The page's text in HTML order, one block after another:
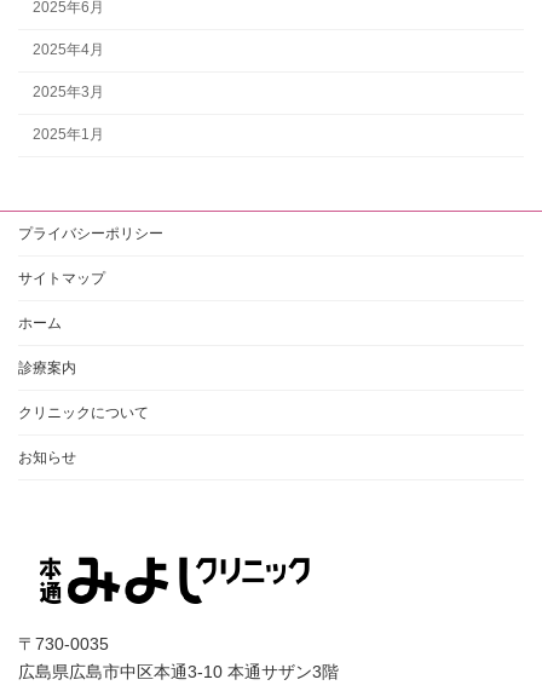
2025年6月
2025年4月
2025年3月
2025年1月
プライバシーポリシー
サイトマップ
ホーム
診療案内
クリニックについて
お知らせ
〒730-0035
広島県広島市中区本通3-10 本通サザン3階